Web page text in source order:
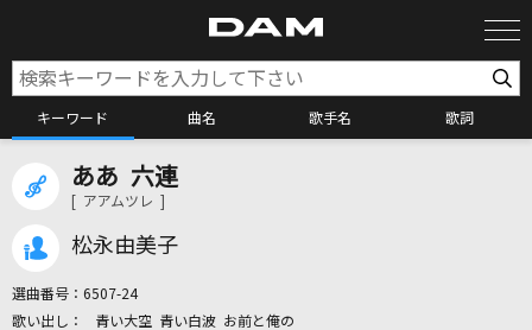
キーワード 曲名 歌手名 歌詞
ああ 六連
[ アアムツレ ]
松永由美子
選曲番号： 6507-24
青い大空 青い白波 お前と俺の